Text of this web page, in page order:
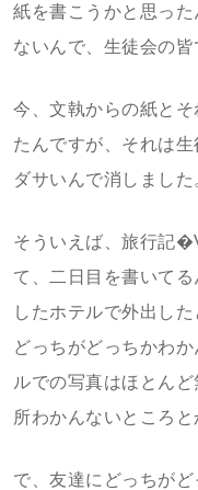
紙を書こうかと思っ
ないんで、生徒会の皆
今、文執からの紙と
たんですが、それは
ダサいんで消しました
そういえば、旅行記
て、二日目を書いて
したホテルで外出し
どっちがどっちかわ
ルでの写真はほとん
所わかんないところと
で、友達にどっちが